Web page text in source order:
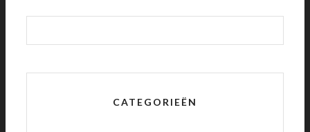
CATEGORIEËN